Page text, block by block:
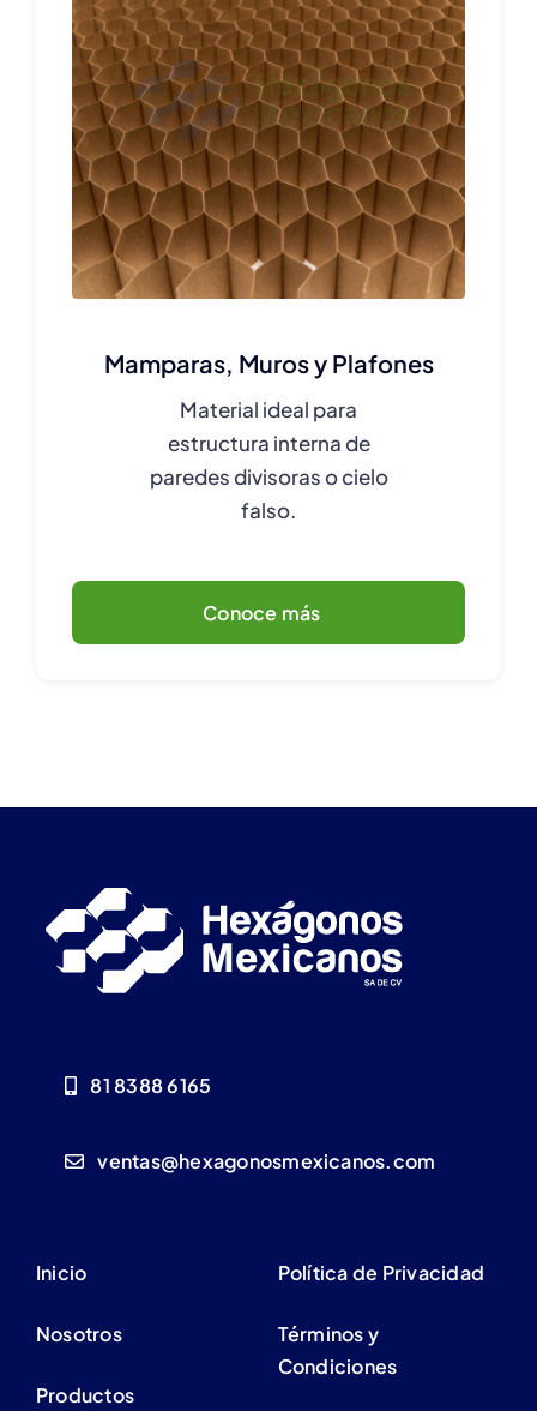
Mamparas, Muros y Plafones
Material ideal para
estructura interna de
paredes divisoras o cielo
falso.
Conoce más
81 8388 6165
ventas@hexagonosmexicanos.com
Inicio
Nosotros
Productos
Política de Privacidad
Términos y
Condiciones